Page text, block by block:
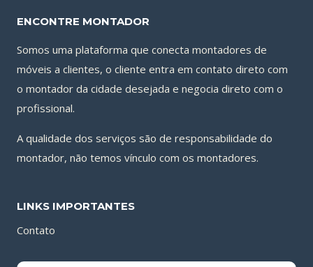
ENCONTRE MONTADOR
Somos uma plataforma que conecta montadores de
móveis a clientes, o cliente entra em contato direto com
o montador da cidade desejada e negocia direto com o
profissional.
A qualidade dos serviços são de responsabilidade do
montador, não temos vínculo com os montadores.
LINKS IMPORTANTES
Contato